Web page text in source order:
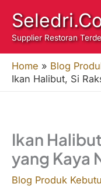
content
Supplier Restoran
Home » Blog
Ikan Halibut, Si
Ikan
yang Kaya
Blog Produk